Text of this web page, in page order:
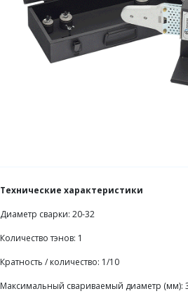
Технические характеристики
Диаметр сварки: 20-32
Количество тэнов: 1
Кратность / количество: 1/10
Максимальный свариваемый диаметр (мм):